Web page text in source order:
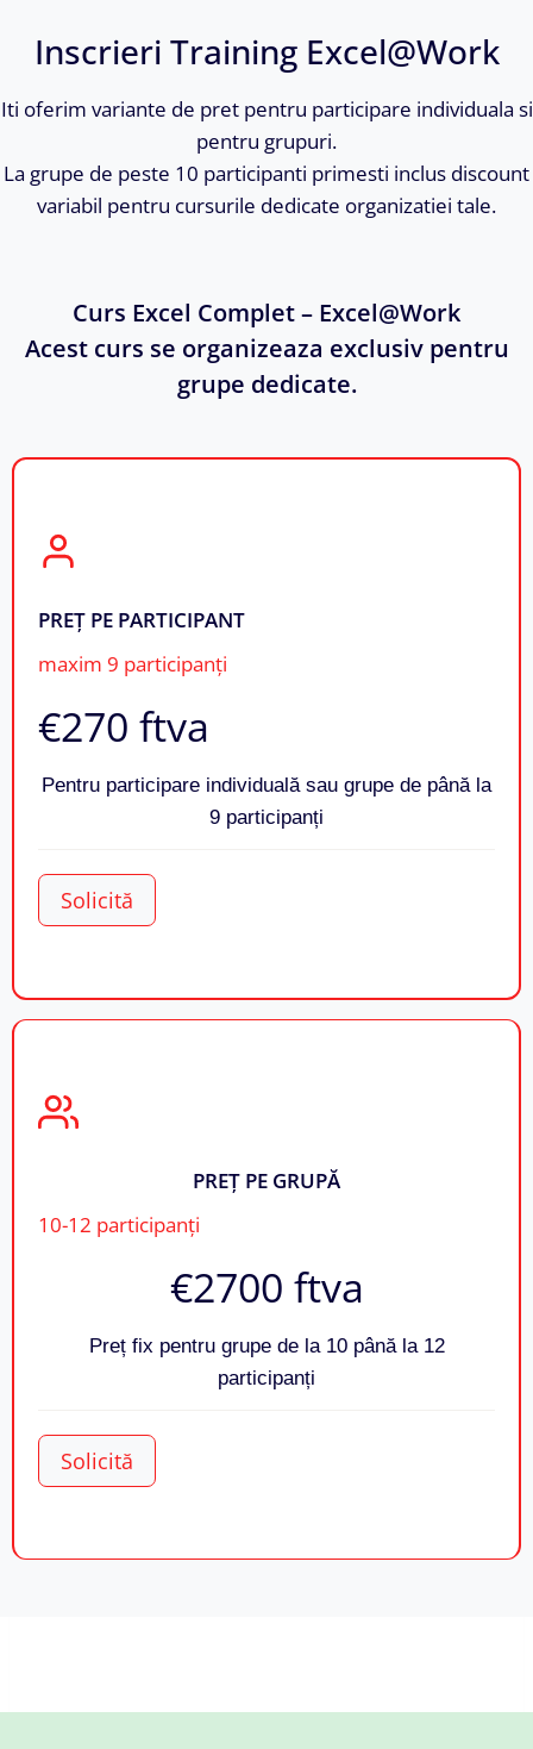
Inscrieri Training Excel@Work
Iti oferim variante de pret pentru participare individuala si
pentru grupuri.
La grupe de peste 10 participanti primesti inclus discount
variabil pentru cursurile dedicate organizatiei tale.
Curs Excel Complet – Excel@Work
Acest curs se organizeaza exclusiv pentru
grupe dedicate.
PREȚ PE PARTICIPANT
maxim 9 participanți
€270​ ftva
Pentru participare individuală sau grupe de până la
9 participanți
Solicită
PREȚ PE GRUPĂ
10-12 participanți
€2700 ftva
Preț fix pentru grupe de la 10 până la 12
participanți
Solicită